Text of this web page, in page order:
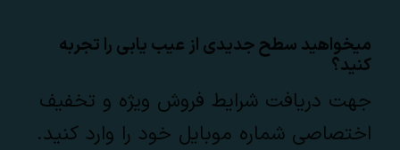
میخواهید سطح جدیدی از عیب یابی را تجربه
کنید؟
جهت دریافت شرایط فروش ویژه و تخفیف
اختصاصی شماره موبایل خود را وارد کنید.